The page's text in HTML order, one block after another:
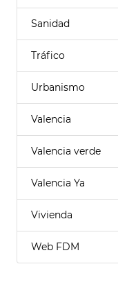
Sanidad
Tráfico
Urbanismo
Valencia
Valencia verde
Valencia Ya
Vivienda
Web FDM